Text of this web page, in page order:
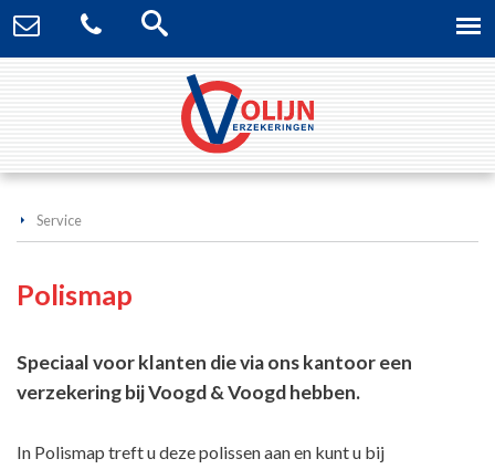
Service
Polismap
Speciaal voor klanten die via ons kantoor een
verzekering bij Voogd & Voogd hebben.
In Polismap treft u deze polissen aan en kunt u bij